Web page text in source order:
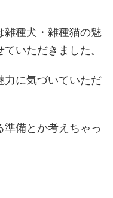
雑種犬・雑種猫の魅
いただきました。
力に気づいていただ
備とか考えちゃっ